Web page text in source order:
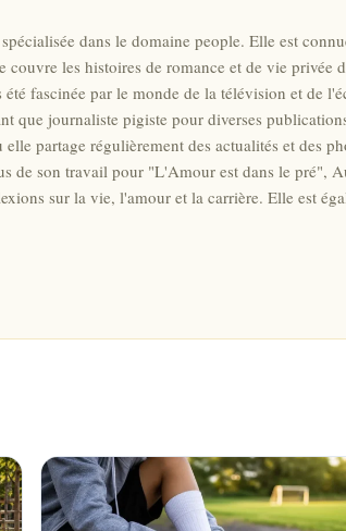
dans le domaine people. Elle est
les histoires de romance et de vie
fascinée par le monde de la télévision et de
que journaliste pigiste pour diverses
partage régulièrement des actualités et des
de son travail pour "L'Amour est dans le pré",
sur la vie, l'amour et la carrière. Elle est